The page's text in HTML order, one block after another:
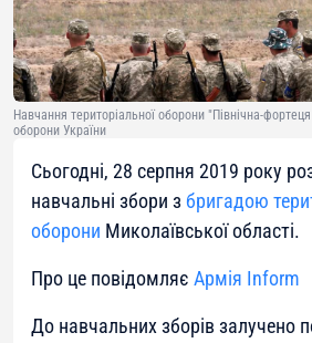
Навчання територіальної оборони "Північна-
оборони України
Сьогодні, 28 серпня 2019 року
навчальні збори збригадою
оборони Миколаївської області.
Про це повідомляє Армія Inform
До навчальних зборів залучено